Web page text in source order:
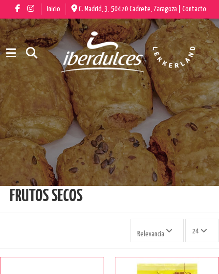
Inicio C. Madrid, 3, 50420 Cadrete, Zaragoza | Contacto
FRUTOS SECOS
Relevancia 24